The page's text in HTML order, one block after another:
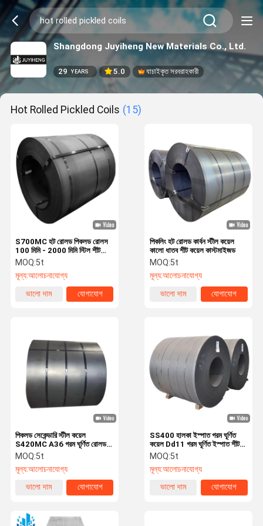
Shangdong Juyiheng New Materials Co., Ltd.
29 YEARS 5.0 যাচাইকৃত সরবরাহকারী
Hot Rolled Pickled Coils (15)
S700MC হট রোলড পিকলড রোলস
100 মিমি - 2000 মিমি স্টিল শীট
রোলস কাস্টমাইজড JIS এবং
ASTM
MOQ:5t
মূল্য:আলোচনাযোগ্য
ভালো দাম
যোগাযোগ
পিকলিং হট রোলড কার্বন স্টীল কয়েল
কালো ধাতব শীট কয়েল কাস্টমাইজড
MOQ:5t
মূল্য:আলোচনাযোগ্য
ভালো দাম
যোগাযোগ
পিকলড সেকেন্ডারি স্টীল কয়েল
S420MC A36 গরম ঘূর্ণিত রোলড
স্টীল প্লেট
MOQ:5t
মূল্য:আলোচনাযোগ্য
ভালো দাম
যোগাযোগ
SS400 হালকা ইস্পাত গরম ঘূর্ণিত
কয়েল Dd11 গরম ঘূর্ণিত ইস্পাত শীট
ইন কয়েল
MOQ:5t
মূল্য:আলোচনাযোগ্য
ভালো দাম
যোগাযোগ